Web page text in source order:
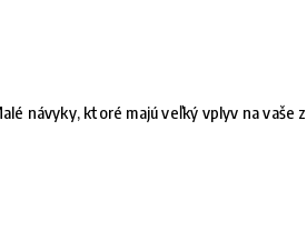
návyky, ktoré majú veľký vplyv na vaše